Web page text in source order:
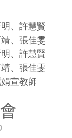
健康檢查
及弟兄 ...
、許慧賢
、張佳雯
、許慧賢
、張佳雯
宣教師